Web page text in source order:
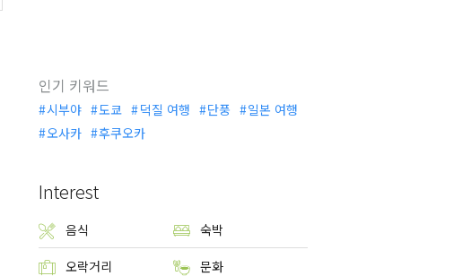
인기 키워드
시부야 도쿄 덕질 여행 단풍
일본 여행
오사카
후쿠오카
Interest
음식 숙박
오락거리 문화